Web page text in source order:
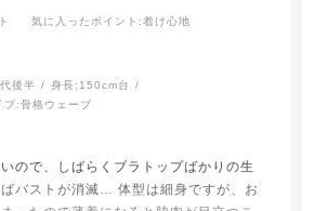
気に入ったポイント :着け心地
後半 身長: 150cm台
プ:骨格ウェーブ
ので、しばらくブラトップばかりの生
バストが消滅… 体型は細身ですが、お